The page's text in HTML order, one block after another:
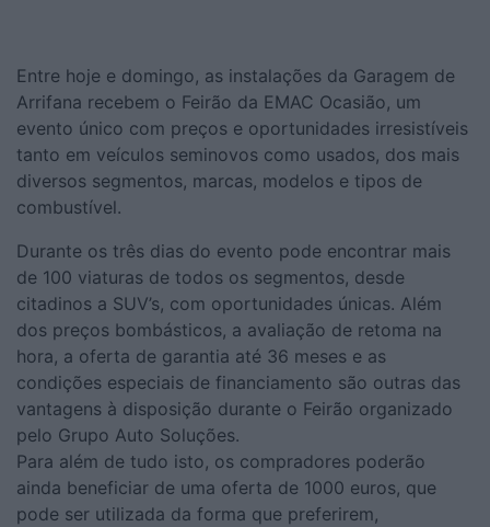
Entre hoje e domingo, as instalações da Garagem de
Arrifana recebem o Feirão da EMAC Ocasião, um
evento único com preços e oportunidades irresistíveis
tanto em veículos seminovos como usados, dos mais
diversos segmentos, marcas, modelos e tipos de
combustível.
Durante os três dias do evento pode encontrar mais
de 100 viaturas de todos os segmentos, desde
citadinos a SUV’s, com oportunidades únicas. Além
dos preços bombásticos, a avaliação de retoma na
hora, a oferta de garantia até 36 meses e as
condições especiais de financiamento são outras das
vantagens à disposição durante o Feirão organizado
pelo Grupo Auto Soluções.
Para além de tudo isto, os compradores poderão
ainda beneficiar de uma oferta de 1000 euros, que
pode ser utilizada da forma que preferirem,